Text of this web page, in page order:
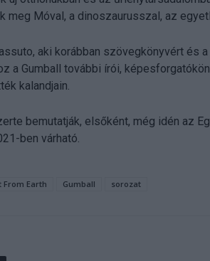
Móval, a dinoszaurusszal, az
aki korábban szövegkönyvért és
a Gumball további írói,
kalandjain.
bemutatják, elsőként, még idén az
ben várható.
From Earth Gumball sorozat